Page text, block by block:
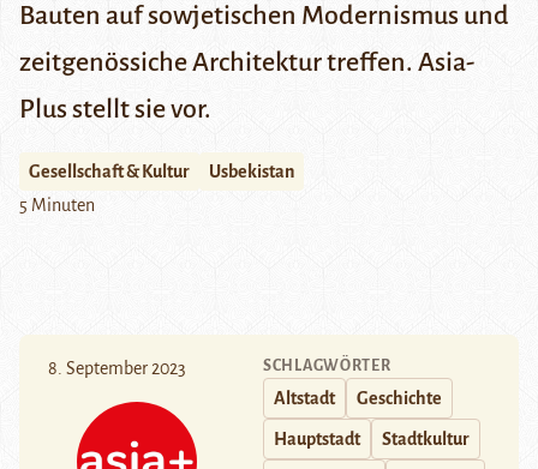
Bauten auf sowjetischen Modernismus und
zeitgenössiche Architektur treffen. Asia-
Plus stellt sie vor.
Gesellschaft & Kultur
Usbekistan
5 Minuten
8. September 2023 SCHLAGWÖRTER
Altstadt Geschichte
Hauptstadt Stadtkultur